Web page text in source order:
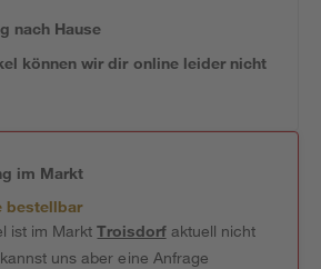
nach Hause
können wir dir online leider nicht
im Markt
bestellbar
ist im MarktTroisdorfaktuell nicht
uns aber eine Anfrage